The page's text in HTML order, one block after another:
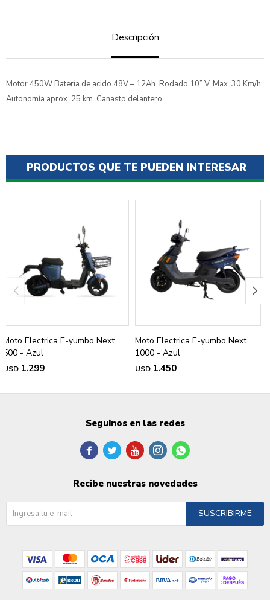
Descripción
Motor 450W Batería de acido 48V – 12Ah. Rodado 10” V. Max. 30 Km/h
Autonomía aprox. 25 km. Canasto delantero.
PRODUCTOS QUE TE PUEDEN INTERESAR
Moto Electrica E-yumbo Next
500 - Azul
USD 1.299
Moto Electrica E-yumbo Next
1000 - Azul
USD 1.450
Seguinos en las redes
    
Recibe nuestras novedades
SUSCRIBIRME